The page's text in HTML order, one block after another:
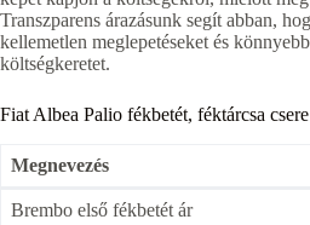
Transzparens árazásunk segít abban,
kellemetlen meglepetéseket és
költségkeretet.
Fiat Albea Palio fékbetét, féktárcsa
Megnevezés
Brembo első fékbetét ár